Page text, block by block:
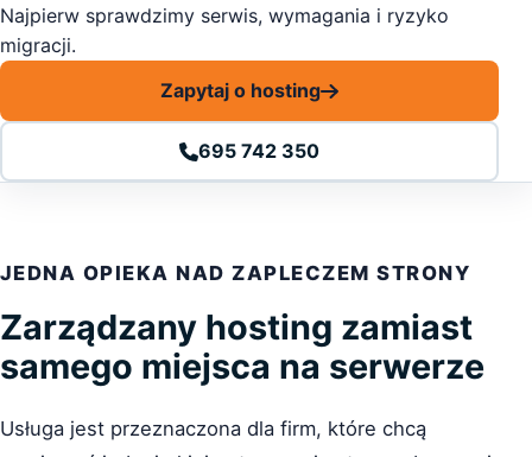
Najpierw sprawdzimy serwis, wymagania i ryzyko
migracji.
Zapytaj o hosting
695 742 350
JEDNA OPIEKA NAD ZAPLECZEM STRONY
Zarządzany hosting zamiast
samego miejsca na serwerze
Usługa jest przeznaczona dla firm, które chcą